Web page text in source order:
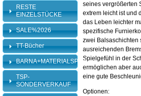
seines vergrößerten
extrem leicht ist und
das Leben leichter
spezifische
zwei Balsaschichten
ausreichenden
Spielgefühl in der
ermöglichen aber
eine gute
Optionen:
RESTE
EINZELSTÜCKE
SALE%2026
TT-Bücher
BARNA+MATERIALSPEZI
TSP-
SONDERVERKAUF